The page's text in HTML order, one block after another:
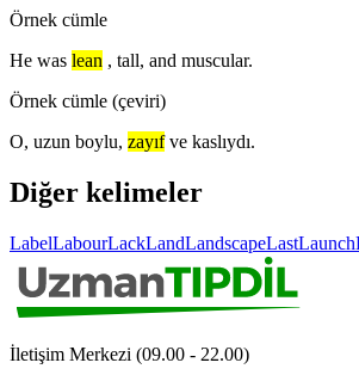
Örnek cümle
He was lean , tall, and muscular.
Örnek cümle (çeviri)
O, uzun boylu, zayıf ve kaslıydı.
Diğer kelimeler
LabelLabourLackLandLandscapeLastLaunch
İletişim Merkezi (09.00 - 22.00)